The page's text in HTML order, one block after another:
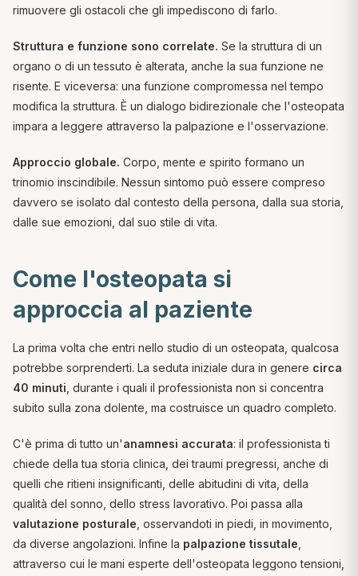
rimuovere gli ostacoli che gli impediscono di farlo.
Struttura e funzione sono correlate. Se la struttura di un
organo o di un tessuto è alterata, anche la sua funzione ne
risente. E viceversa: una funzione compromessa nel tempo
modifica la struttura. È un dialogo bidirezionale che l'osteopata
impara a leggere attraverso la palpazione e l'osservazione.
Approccio globale. Corpo, mente e spirito formano un
trinomio inscindibile. Nessun sintomo può essere compreso
davvero se isolato dal contesto della persona, dalla sua storia,
dalle sue emozioni, dal suo stile di vita.
Come l'osteopata si
approccia al paziente
La prima volta che entri nello studio di un osteopata, qualcosa
potrebbe sorprenderti. La seduta iniziale dura in genere circa
40 minuti , durante i quali il professionista non si concentra
subito sulla zona dolente, ma costruisce un quadro completo.
C'è prima di tutto un'anamnesi accurata: il professionista ti
chiede della tua storia clinica, dei traumi pregressi, anche di
quelli che ritieni insignificanti, delle abitudini di vita, della
qualità del sonno, dello stress lavorativo. Poi passa alla
valutazione posturale , osservandoti in piedi, in movimento,
da diverse angolazioni. Infine la palpazione tissutale
attraverso cui le mani esperte dell'osteopata leggono tensioni,